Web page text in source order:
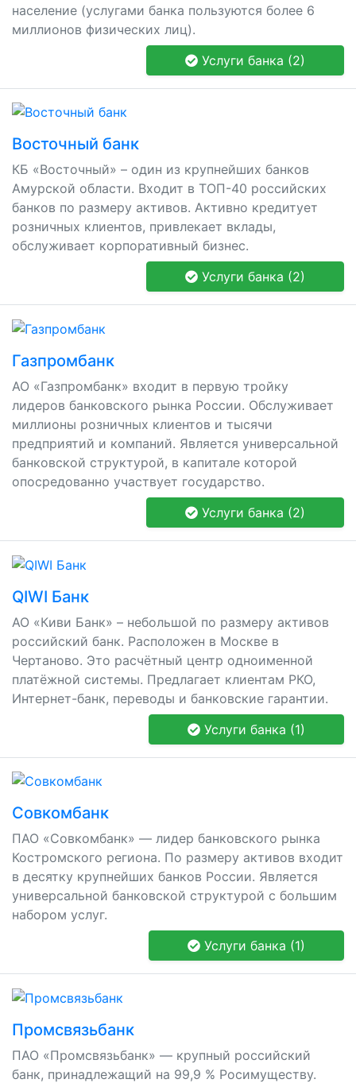
население (услугами банка пользуются более 6
миллионов физических лиц).
Услуги банка (2)
Восточный банк
КБ «Восточный» – один из крупнейших банков
Амурской области. Входит в ТОП-40 российских
банков по размеру активов. Активно кредитует
розничных клиентов, привлекает вклады,
обслуживает корпоративный бизнес.
Услуги банка (2)
Газпромбанк
АО «Газпромбанк» входит в первую тройку
лидеров банковского рынка России. Обслуживает
миллионы розничных клиентов и тысячи
предприятий и компаний. Является универсальной
банковской структурой, в капитале которой
опосредованно участвует государство.
Услуги банка (2)
QIWI Банк
АО «Киви Банк» – небольшой по размеру активов
российский банк. Расположен в Москве в
Чертаново. Это расчётный центр одноименной
платёжной системы. Предлагает клиентам РКО,
Интернет-банк, переводы и банковские гарантии.
Услуги банка (1)
Совкомбанк
ПАО «Совкомбанк» — лидер банковского рынка
Костромского региона. По размеру активов входит
в десятку крупнейших банков России. Является
универсальной банковской структурой с большим
набором услуг.
Услуги банка (1)
Промсвязьбанк
ПАО «Промсвязьбанк» — крупный российский
банк, принадлежащий на 99,9 % Росимуществу.